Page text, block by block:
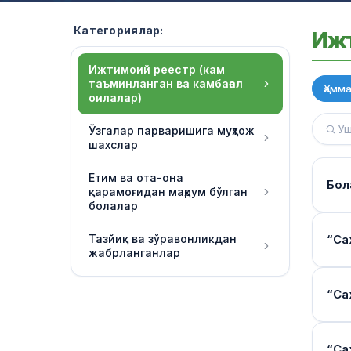
Категориялар:
Ижтимоий реестр (кам
таъминланган ва камбағал
оилалар)
Ўзгалар парваришига муҳтож
шахслар
Етим ва ота-она
қарамоғидан маҳрум бўлган
болалар
Тазйиқ ва зўравонликдан
жабрланганлар